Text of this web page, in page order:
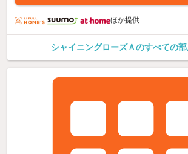
ほか提供
シャイニングローズＡのすべての